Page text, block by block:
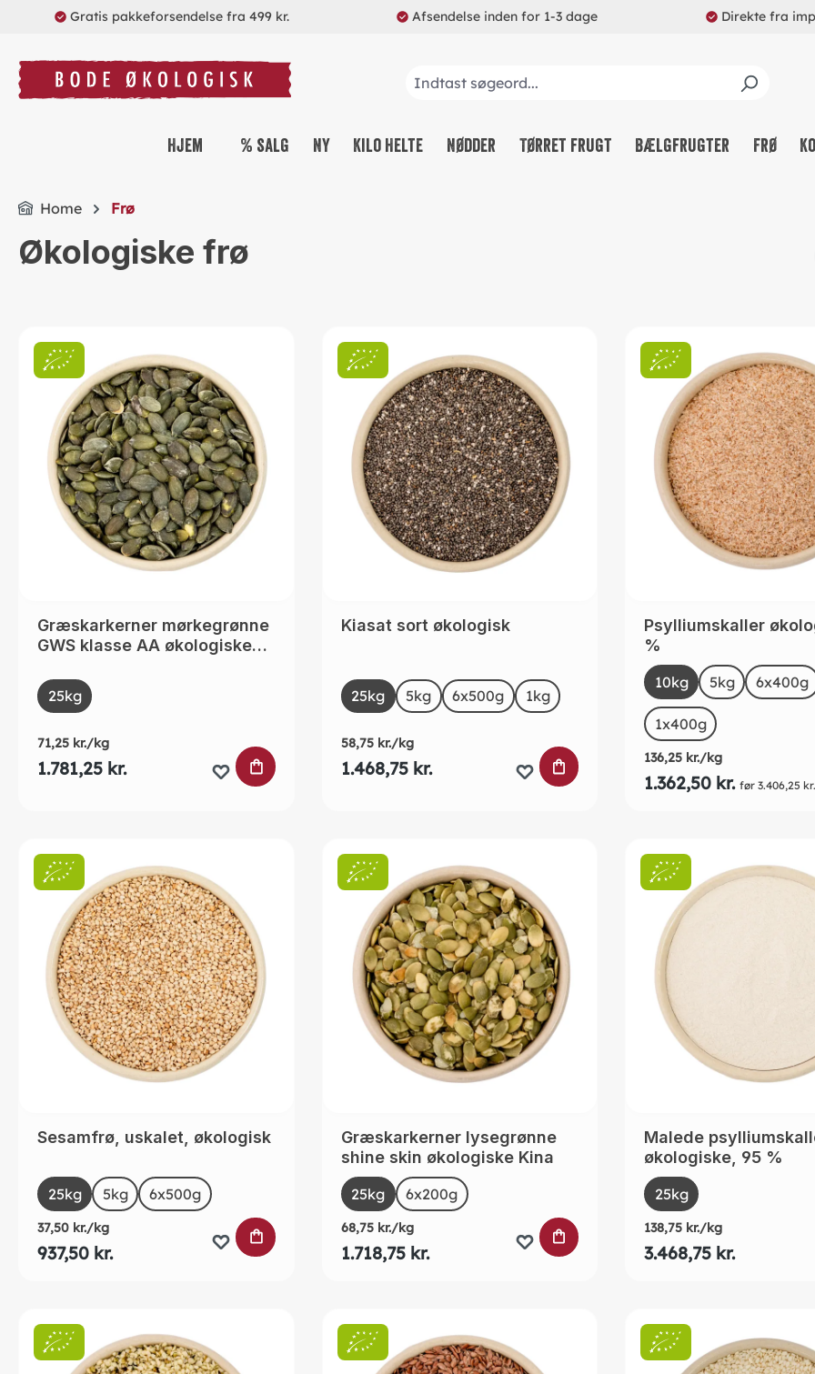
Skip to main navigation
Gratis pakkeforsendelse fra 499 kr. Afsendelse inden for 1-3 dage Direkte fra
Hjem % salg Ny Kilo Helte Nødder Tørret frugt Bælgfrugter Frø
Home Frø
Økologiske frø
Græskarkerner mørkegrønne
GWS klasse AA økologiske
Select
Size
25kg
71,25 kr./kg
1.781,25 kr. LÆG I INDKØBSKURVEN
Kiasat sort økologisk
Select
Size
25kg 5kg 6x500g 1kg
58,75 kr./kg
1.468,75 kr. LÆG I INDKØBSKURVEN
Psylliumskaller
%
Select
Size
10kg 5kg(This option
6x400g
1x400g
136,25 kr./kg
1.362,50 kr. før 3.406,25 kr.
Sesamfrø, uskalet, økologisk
Select
Size
25kg 5kg 6x500g
37,50 kr./kg
937,50 kr.
LÆG I INDKØBSKURVEN
Græskarkerner lysegrønne
shine skin økologiske Kina
Select
Size
25kg 6x200g(This option is currently unavailable.)
68,75 kr./kg
1.718,75 kr.
LÆG I INDKØBSKURVEN
Malede
økologiske, 95 %
Select
Size
25kg(This option is
138,75 kr./kg
3.468,75 kr.